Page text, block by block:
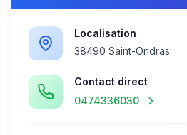
Localisation
38490 Saint-Ondras
Contact direct
0474336030